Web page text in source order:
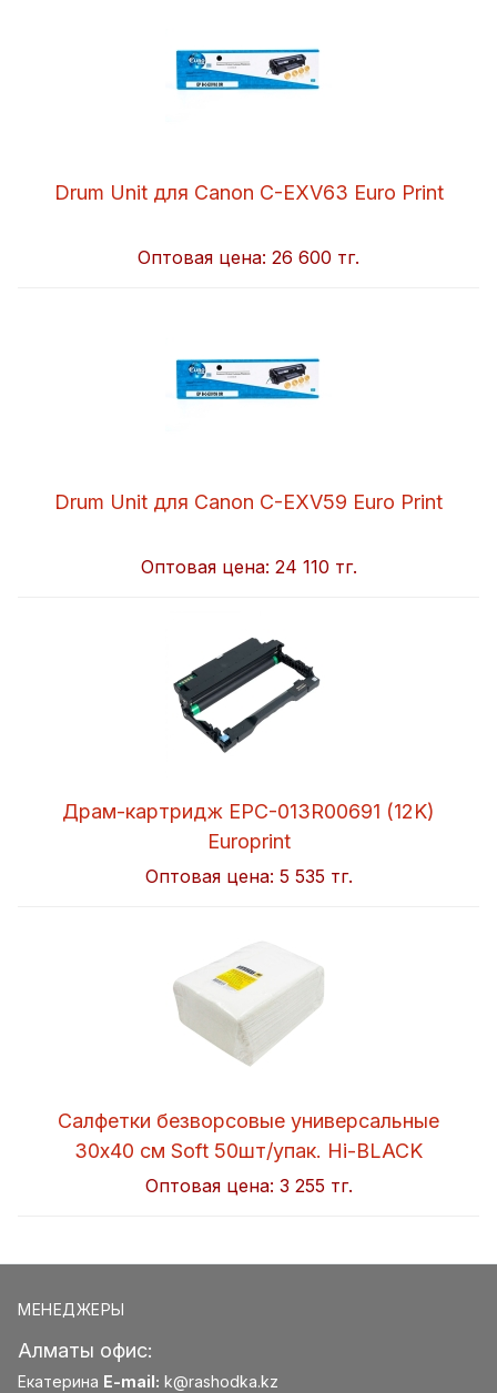
Drum Unit для Canon C-EXV63 Euro Print
Оптовая цена: 26 600 тг.
Drum Unit для Canon C-EXV59 Euro Print
Оптовая цена: 24 110 тг.
Драм-картридж EPC-013R00691 (12K)
Europrint
Оптовая цена: 5 535 тг.
Салфетки безворсовые универсальные
30x40 см Soft 50шт/упак. Hi-BLACK
Оптовая цена: 3 255 тг.
МЕНЕДЖЕРЫ
Алматы офис:
Екатерина E-mail: k@rashodka.kz